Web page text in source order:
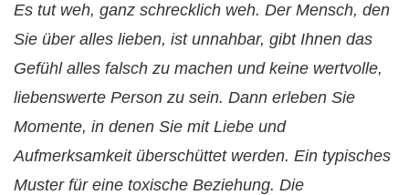
Es tut weh, ganz schrecklich weh. Der Mensch, den
Sie über alles lieben, ist unnahbar, gibt Ihnen das
Gefühl alles falsch zu machen und keine wertvolle,
liebenswerte Person zu sein. Dann erleben Sie
Momente, in denen Sie mit Liebe und
Aufmerksamkeit überschüttet werden. Ein typisches
Muster für eine toxische Beziehung. Die